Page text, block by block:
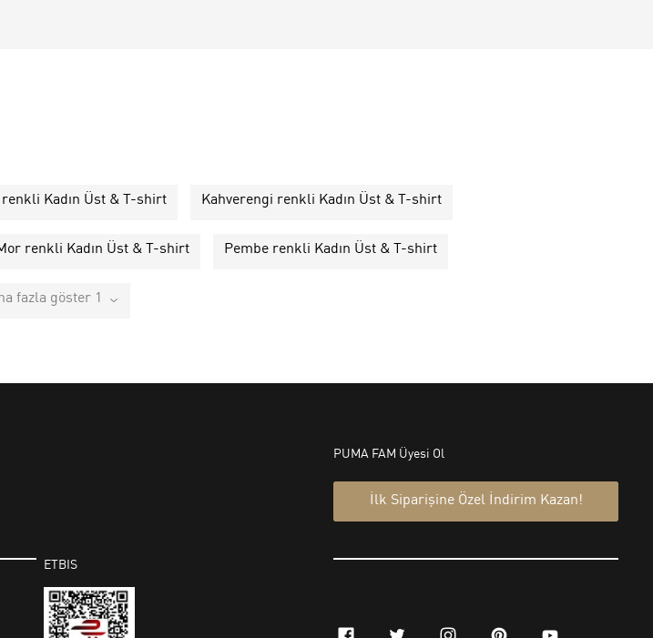
renkli Kadın Üst & T-shirt Kahverengi renkli Kadın Üst & T-shirt
renkli Kadın Üst & T-shirt Pembe renkli Kadın Üst & T-shirt
fazla göster 1